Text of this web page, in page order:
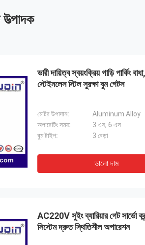
ভারী দায়িত্ব স্বয়ংক্রিয় গাড়ি পার্কিং বাধা,
স্টেইনলেস স্টিল সুরক্ষা বুম গেটস
মোটর উপাদান:
Aluminum Alloy
অপারেটিং সময়:
3 এস, 6 এস
বুম টাইপ:
3 বেড়া
ভালো দাম
AC220V সুইং ব্যারিয়ার গেট সার্ভো
সিস্টেম দ্রুত স্থিতিশীল অপারেশন